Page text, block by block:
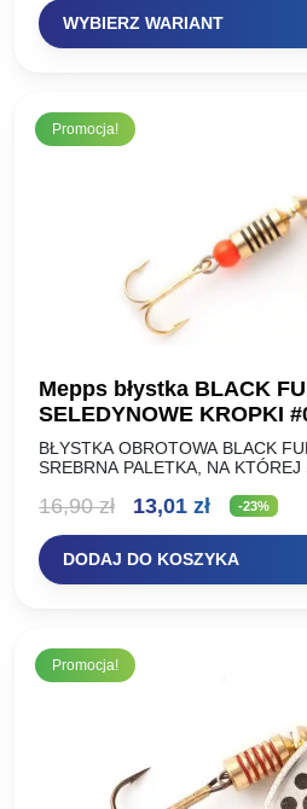
WYBIERZ WARIANT
Promocja!
Mepps błystka BLACK
SELEDYNOWE KROPKI
BŁYSTKA OBROTOWA BLACK
SREBRNA PALETKA, NA
1,5g NR 0 2g…
16,90zł
Pierwotna
cena
wynosiła:
13,01 złAktualna
cena
wynosi:
-23%
DODAJ DO KOSZYKA
Promocja!